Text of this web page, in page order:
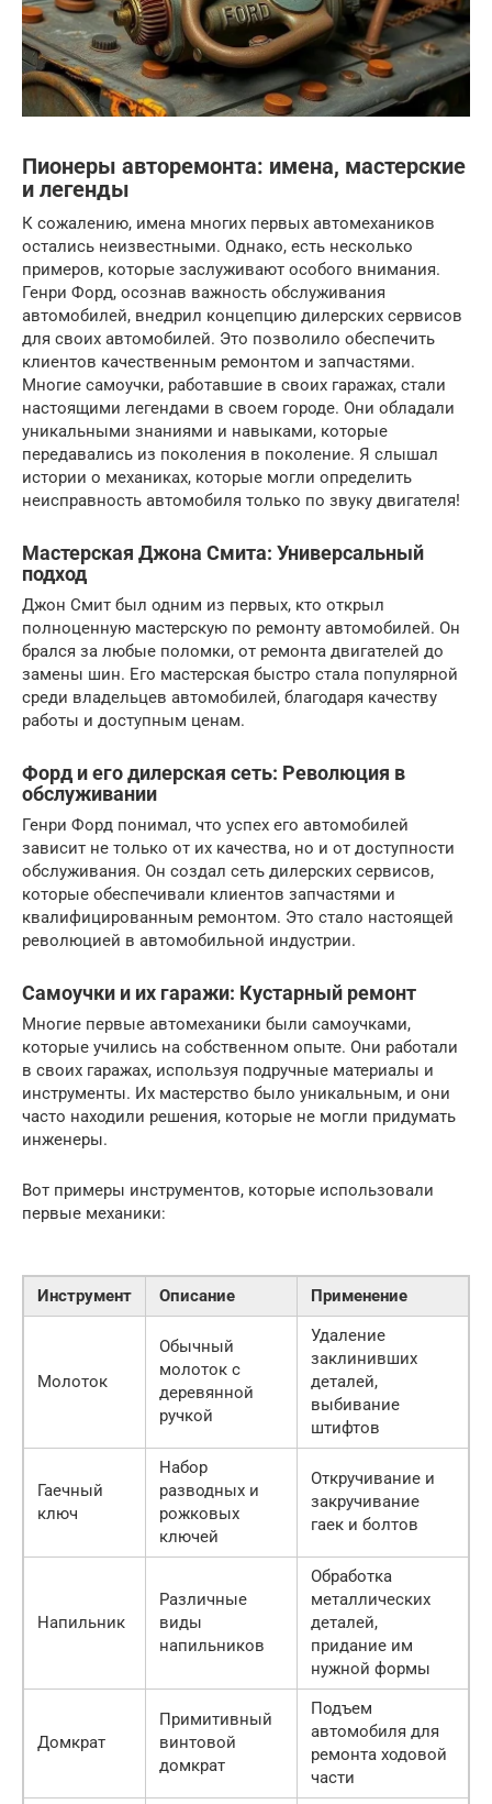
Пионеры авторемонта: имена, мастерские
и легенды
К сожалению, имена многих первых автомехаников
остались неизвестными. Однако, есть несколько
примеров, которые заслуживают особого внимания.
Генри Форд, осознав важность обслуживания
автомобилей, внедрил концепцию дилерских сервисов
для своих автомобилей. Это позволило обеспечить
клиентов качественным ремонтом и запчастями.
Многие самоучки, работавшие в своих гаражах, стали
настоящими легендами в своем городе. Они обладали
уникальными знаниями и навыками, которые
передавались из поколения в поколение. Я слышал
истории о механиках, которые могли определить
неисправность автомобиля только по звуку двигателя!
Мастерская Джона Смита: Универсальный
подход
Джон Смит был одним из первых, кто открыл
полноценную мастерскую по ремонту автомобилей. Он
брался за любые поломки, от ремонта двигателей до
замены шин. Его мастерская быстро стала популярной
среди владельцев автомобилей, благодаря качеству
работы и доступным ценам.
Форд и его дилерская сеть: Революция в
обслуживании
Генри Форд понимал, что успех его автомобилей
зависит не только от их качества, но и от доступности
обслуживания. Он создал сеть дилерских сервисов,
которые обеспечивали клиентов запчастями и
квалифицированным ремонтом. Это стало настоящей
революцией в автомобильной индустрии.
Самоучки и их гаражи: Кустарный ремонт
Многие первые автомеханики были самоучками,
которые учились на собственном опыте. Они работали
в своих гаражах, используя подручные материалы и
инструменты. Их мастерство было уникальным, и они
часто находили решения, которые не могли придумать
инженеры.
Вот примеры инструментов, которые использовали
первые механики:
Инструмент Описание Применение
Молоток
Обычный
молоток с
деревянной
ручкой
Удаление
заклинивших
деталей,
выбивание
штифтов
Гаечный
ключ
Набор
разводных и
рожковых
ключей
Откручивание и
закручивание
гаек и болтов
Напильник
Различные
виды
напильников
Обработка
металлических
деталей,
придание им
нужной формы
Домкрат
Примитивный
винтовой
домкрат
Подъем
автомобиля для
ремонта ходовой
части